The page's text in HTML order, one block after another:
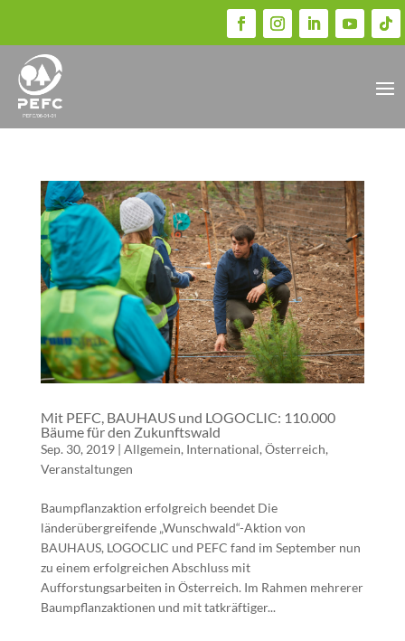
Mit PEFC, BAUHAUS und LOGOCLIC: 110.000
Bäume für den Zukunftswald
Sep. 30, 2019| Allgemein, International, Österreich,
Veranstaltungen
Baumpflanzaktion erfolgreich beendet Die
länderübergreifende „Wunschwald“-Aktion von
BAUHAUS, LOGOCLIC und PEFC fand im September nun
zu einem erfolgreichen Abschluss mit
Aufforstungsarbeiten in Österreich. Im Rahmen mehrerer
Baumpflanzaktionen und mit tatkräftiger...